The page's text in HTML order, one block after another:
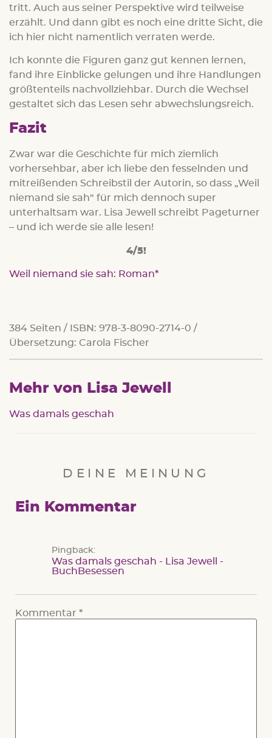
tritt. Auch aus seiner Perspektive wird teilweise
erzählt. Und dann gibt es noch eine dritte Sicht, die
ich hier nicht namentlich verraten werde.
Ich konnte die Figuren ganz gut kennen lernen,
fand ihre Einblicke gelungen und ihre Handlungen
größtenteils nachvollziehbar. Durch die Wechsel
gestaltet sich das Lesen sehr abwechslungsreich.
Fazit
Zwar war die Geschichte für mich ziemlich
vorhersehbar, aber ich liebe den fesselnden und
mitreißenden Schreibstil der Autorin, so dass „Weil
niemand sie sah“ für mich dennoch super
unterhaltsam war. Lisa Jewell schreibt Pageturner
– und ich werde sie alle lesen!
4/5!
Weil niemand sie sah: Roman
384 Seiten / ISBN: 978-3-8090-2714-0 /
Übersetzung: Carola Fischer
Mehr von Lisa Jewell
Was damals geschah
DEINE MEINUNG
Ein Kommentar
Pingback:
Was damals geschah - Lisa Jewell -
BuchBesessen
Kommentar *